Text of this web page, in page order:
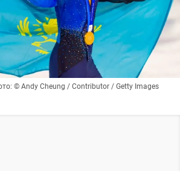
© Andy Cheung / Contributor / Getty Images